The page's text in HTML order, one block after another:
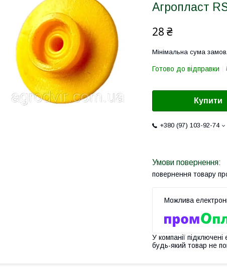
Агропласт
28 ₴
Мінімальна сума
Готово до відправки
Купити
+380 (97) 103-92-74
повернення товару
У компанії
будь-який товар не